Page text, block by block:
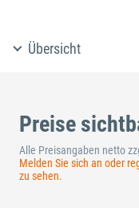
Übersicht
Preise
Alle Preisangaben netto
Melden Sie sich an oder
zu sehen.